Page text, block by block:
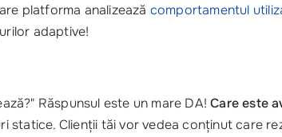
platforma analizează comportamentul
adaptive!
Răspunsul este un mare DA!Care este
Clienții tăi vor vedea conținut care